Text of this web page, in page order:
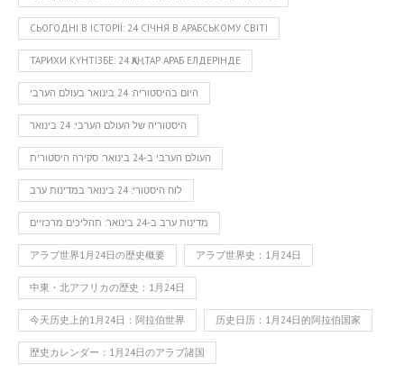
СЬОГОДНІ В ІСТОРІЇ: 24 СІЧНЯ В АРАБСЬКОМУ СВІТІ
ТАРИХИ КҮНТІЗБЕ: 24 ҚАҢТАР АРАБ ЕЛДЕРІНДЕ
היום בהיסטוריה: 24 בינואר בעולם הערבי
היסטוריה של העולם הערבי: 24 בינואר
העולם הערבי ב-24 בינואר: סקירה היסטורית
לוח היסטורי: 24 בינואר במדינות ערב
מדינות ערב ב-24 בינואר: תהליכים מרכזיים
アラブ世界1月24日の歴史概要 アラブ世界史：1月24日
中東・北アフリカの歴史：1月24日
今天历史上的1月24日：阿拉伯世界 历史日历：1月24日的阿拉伯国家
歴史カレンダー：1月24日のアラブ諸国